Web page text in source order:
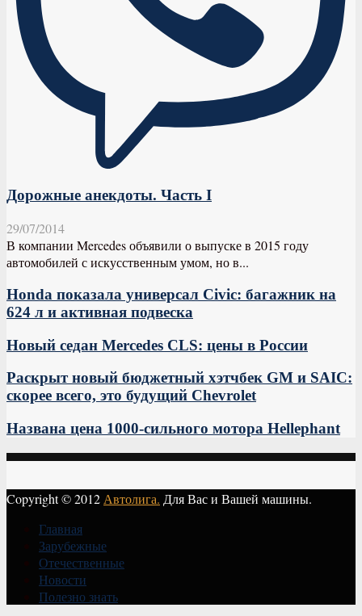
Дорожные анекдоты. Часть I
29/07/2014
В компании Mercedes объявили о выпуске в 2015 году
автомобилей с искусственным умом, но в...
Honda показала универсал Civic: багажник на
624 л и активная подвеска
Новый седан Mercedes CLS: цены в России
Раскрыт новый бюджетный хэтчбек GM и SAIC:
скорее всего, это будущий Chevrolet
Названа цена 1000-сильного мотора Hellephant
Copyright © 2012 Автолига. Для Вас и Вашей машины.
Главная
Зарубежные
Отечественные
Новости
Полезно знать